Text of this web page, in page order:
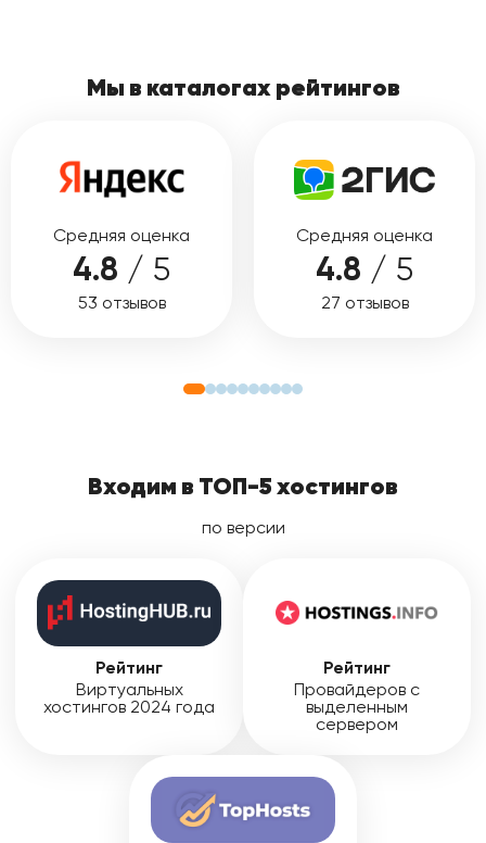
Мы в каталогах рейтингов
Средняя оценка
4.8 / 5
53 отзывов
Средняя оценка
4.8 / 5
27 отзывов
Входим в ТОП-5 хостингов
по версии
Рейтинг
Виртуальных
хостингов 2024 года
Рейтинг
Провайдеров с
выделенным
сервером